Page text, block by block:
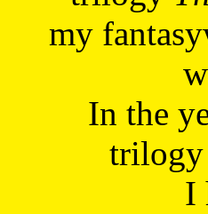
my
In the
I